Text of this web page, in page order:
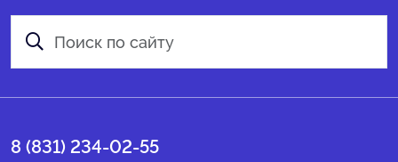
8 (831) 234-02-55